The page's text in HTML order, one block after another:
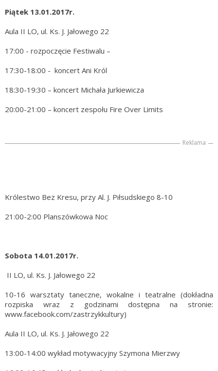
Piątek 13.01.2017r.
Aula II LO, ul. Ks. J. Jałowego 22
17:00 - rozpoczęcie Festiwalu –
17:30-18:00 - koncert Ani Król
18:30-19:30 – koncert Michała Jurkiewicza
20:00-21:00 – koncert zespołu Fire Over Limits
Reklama
Królestwo Bez Kresu, przy Al. J. Piłsudskiego 8-10
21:00-2:00 Planszówkowa Noc
Sobota 14.01.2017r.
II LO, ul. Ks. J. Jałowego 22
10-16 warsztaty taneczne, wokalne i teatralne (dokładna
rozpiska wraz z godzinami dostępna na stronie:
www.facebook.com/zastrzykkultury)
Aula II LO, ul. Ks. J. Jałowego 22
13:00-14:00 wykład motywacyjny Szymona Mierzwy